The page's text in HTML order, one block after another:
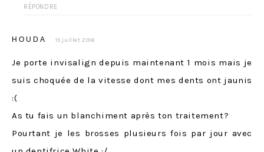
RÉPONDRE
HOUDA 15 juillet 2016
Je porte invisalign depuis maintenant 1 mois mais je
suis choquée de la vitesse dont mes dents ont jaunis
:(
As tu fais un blanchiment après ton traitement?
Pourtant je les brosses plusieurs fois par jour avec